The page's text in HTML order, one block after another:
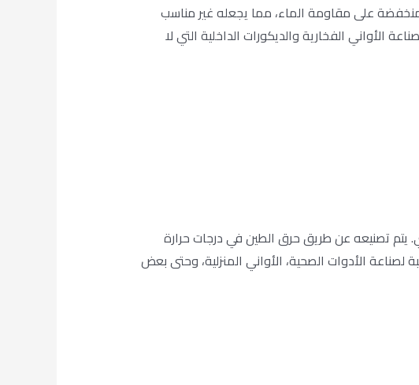
على مقاومة الماء، مما يجعله غير مناسب
الأواني الفخارية والديكورات الداخلية التي لا
يتم تصنيعه عن طريق حرق الطين في درجات حرارة
لصناعة الأدوات الصحية، الأواني المنزلية، وحتى بعض